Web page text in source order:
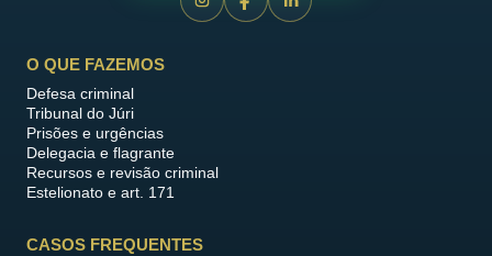
O QUE FAZEMOS
Defesa criminal
Tribunal do Júri
Prisões e urgências
Delegacia e flagrante
Recursos e revisão criminal
Estelionato e art. 171
CASOS FREQUENTES